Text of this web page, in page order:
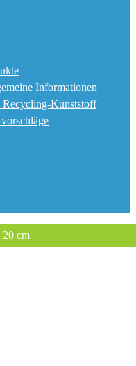
Informationen
Recycling-Kunststoff
cm